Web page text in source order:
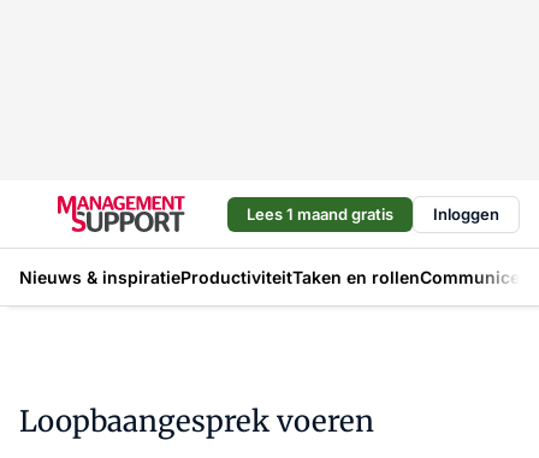
Lees 1 maand gratis Inloggen
Nieuws & inspiratieProductiviteitTaken en rollen
Loopbaangesprek voeren